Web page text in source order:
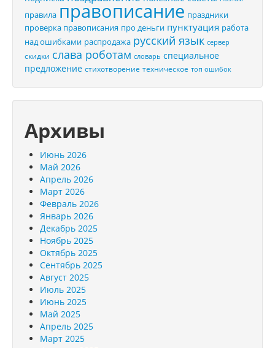
правила правописание праздники
проверка правописания про деньги пунктуация работа
над ошибками распродажа русский язык сервер
скидки слава роботам словарь специальное
предложение стихотворение техническое топ ошибок
Архивы
Июнь 2026
Май 2026
Апрель 2026
Март 2026
Февраль 2026
Январь 2026
Декабрь 2025
Ноябрь 2025
Октябрь 2025
Сентябрь 2025
Август 2025
Июль 2025
Июнь 2025
Май 2025
Апрель 2025
Март 2025